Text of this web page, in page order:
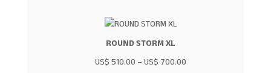
ROUND STORM XL
US$ 510.00 –US$ 700.00